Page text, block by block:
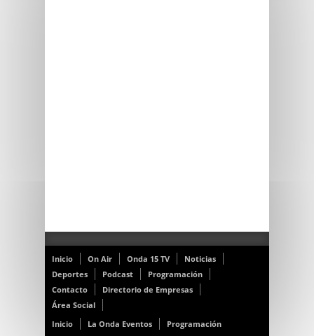
Inicio On Air Onda 15 TV
Noticias
Deportes
Podcast
Programación
Contacto
Directorio de Empresas
Área Social
Inicio
La Onda Eventos Programación